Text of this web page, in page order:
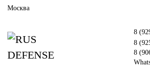
Москва
8
8
8